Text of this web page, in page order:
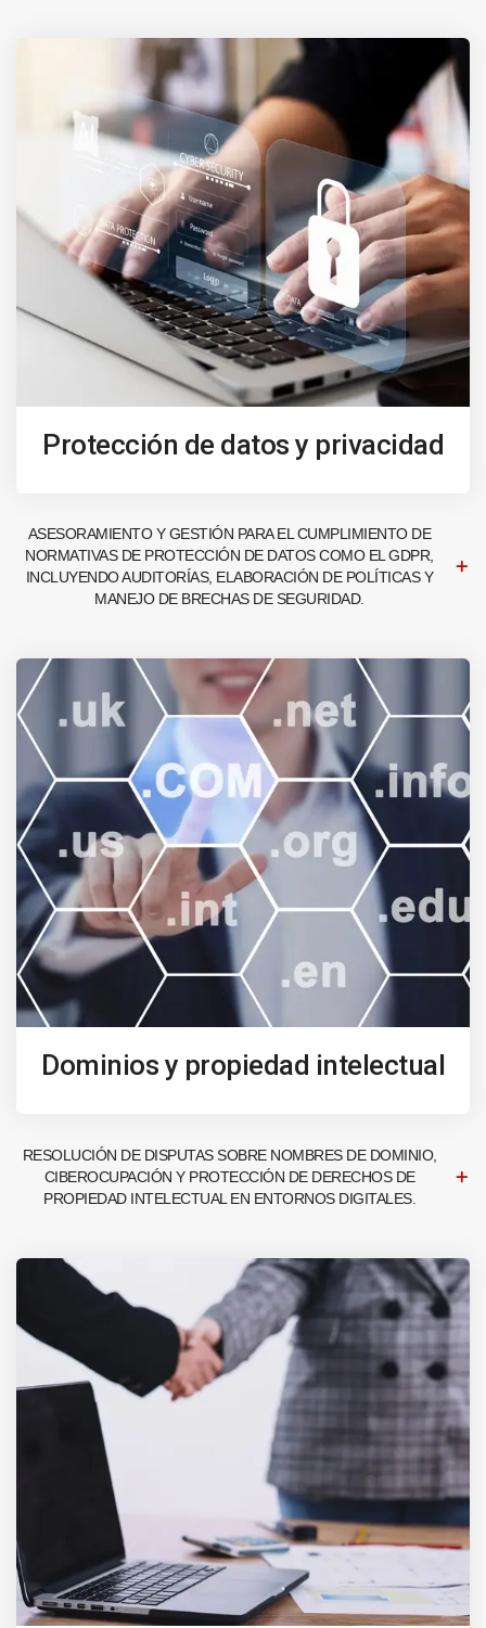
Protección de datos y privacidad
ASESORAMIENTO Y GESTIÓN PARA EL CUMPLIMIENTO DE
NORMATIVAS DE PROTECCIÓN DE DATOS COMO EL GDPR,
INCLUYENDO AUDITORÍAS, ELABORACIÓN DE POLÍTICAS Y
MANEJO DE BRECHAS DE SEGURIDAD.
Dominios y propiedad intelectual
RESOLUCIÓN DE DISPUTAS SOBRE NOMBRES DE DOMINIO,
CIBEROCUPACIÓN Y PROTECCIÓN DE DERECHOS DE
PROPIEDAD INTELECTUAL EN ENTORNOS DIGITALES.